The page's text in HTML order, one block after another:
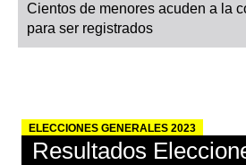
Cientos de menores acuden a la
para ser registrados
ELECCIONES GENERALES 2023
Resultados